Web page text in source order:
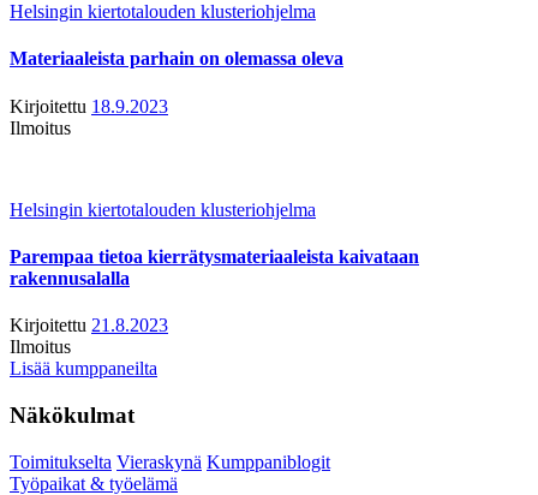
Helsingin kiertotalouden klusteriohjelma
Materiaaleista parhain on olemassa oleva
Kirjoitettu 18.9.2023
Ilmoitus
Helsingin kiertotalouden klusteriohjelma
Parempaa tietoa kierrätysmateriaaleista kaivataan
rakennusalalla
Kirjoitettu 21.8.2023
Ilmoitus
Lisää kumppaneilta
Näkökulmat
Toimitukselta Vieraskynä Kumppaniblogit
Työpaikat & työelämä